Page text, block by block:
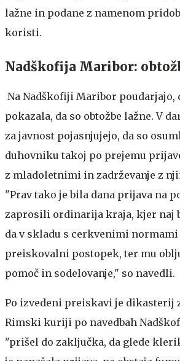
lažne in podane z namenom
koristi.
Nadškofija Maribor:
Na Nadškofiji Maribor poudarjajo,
pokazala, da so obtožbe lažne. V
za javnost pojasnjujejo, da so
duhovniku takoj po prejemu
z mladoletnimi in zadrževanje z
"Prav tako je bila dana prijava na
zaprosili ordinarija kraja, kjer naj
da v skladu s cerkvenimi normami
preiskovalni postopek, ter mu
pomoč in sodelovanje," so navedli.
Po izvedeni preiskavi je dikasterij
Rimski kuriji po navedbah
"prišel do zaključka, da glede